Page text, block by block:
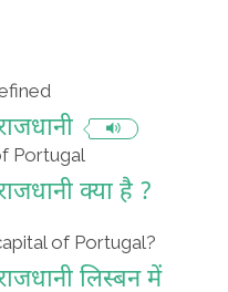
Portugal
क्या है ?
of Portugal?
लिस्बन में